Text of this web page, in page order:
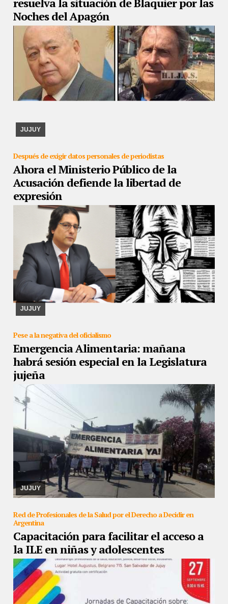
Noches del Apagón
JUJUY
presidente de la Corte.
Después de exigir datos personales de periodistas
Ahora el Ministerio Público de la
Acusación defiende la libertad de
expresión
JUJUY
23/09/2019 Con la firma del fiscal general Sergio Lello Sánchez,
se instruyó a los letrados de esa repartición judicial a respetar las
leyes que garantizar el e ...
Pese a la negativa del oficialismo
Emergencia Alimentaria: mañana
habrá sesión especial en la Legislatura
jujeña
JUJUY
23/09/2019 Así lo confirmó la presidenta de Asuntos Sociales,
María Cristina Solís
Red de Profesionales de la Salud por el Derecho a Decidir en
Argentina
Capacitación para facilitar el acceso a
la ILE en niñas y adolescentes